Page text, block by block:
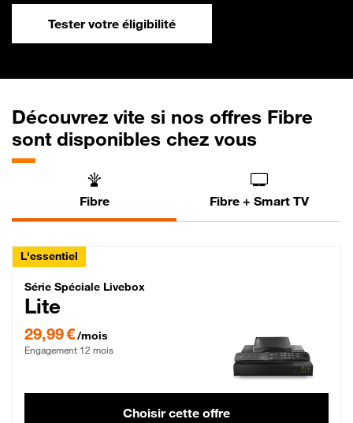
Tester votre éligibilité
Découvrez vite si nos offres Fibre
sont disponibles chez vous
Fibre Fibre + Smart TV
L'essentiel
Série Spéciale Livebox Lite Fibre
Série Spéciale Livebox
Lite
29,99 €/mois
Engagement 12 mois
Choisir cette offre